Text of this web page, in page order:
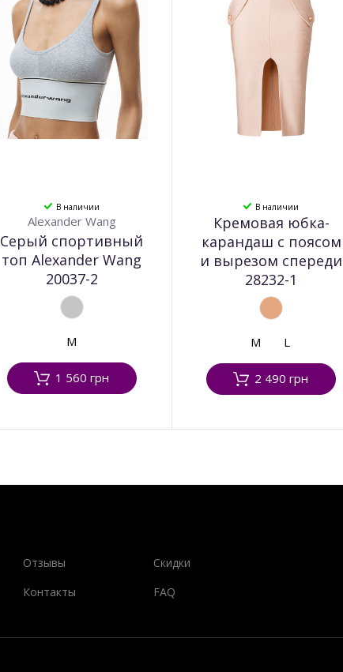
В наличии
Alexander Wang
Серый спортивный
топ Alexander Wang
20037-2
M
1 560 грн
В наличии
Кремовая юбка-
карандаш с поясом
и вырезом спереди
28232-1
M L
2 490 грн
Отзывы
Скидки
Контакты FAQ